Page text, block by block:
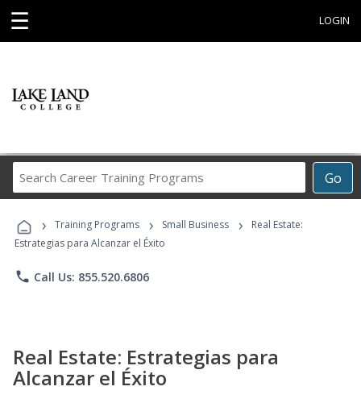
☰ LOGIN
Go
Career
Programs
› Training Programs › Small Business ›
Real Estate:
Estrategias para Alcanzar el Éxito
phone Call Us: 855.520.6806
Real Estate: Estrategias para
Alcanzar el Éxito